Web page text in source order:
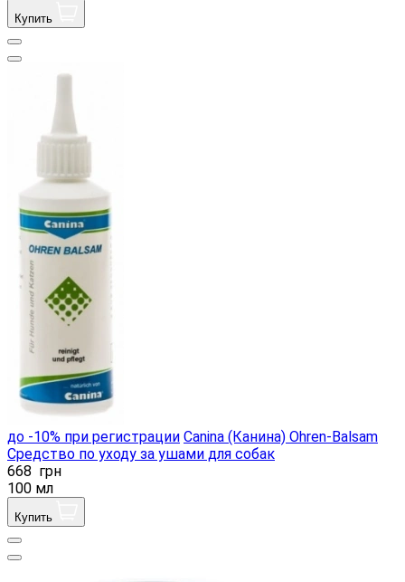
Купить
до -10% при регистрации Canina (Канина) Ohren-Balsam
Средство по уходу за ушами для собак
668 грн
100 мл
Купить